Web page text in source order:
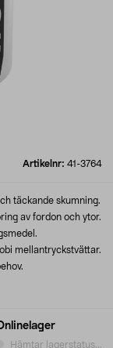
Artikelnr: 41-3764
Hämtar lagerstatus...
täckande skumning.
av fordon och ytor.
mellantryckstvättar.